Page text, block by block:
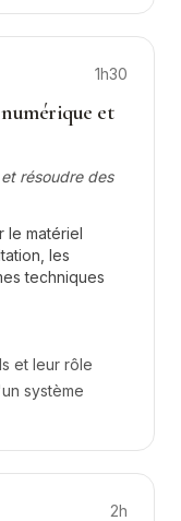
1h30
et
résoudre des
le matériel
les
techniques
et leur rôle
système
2h